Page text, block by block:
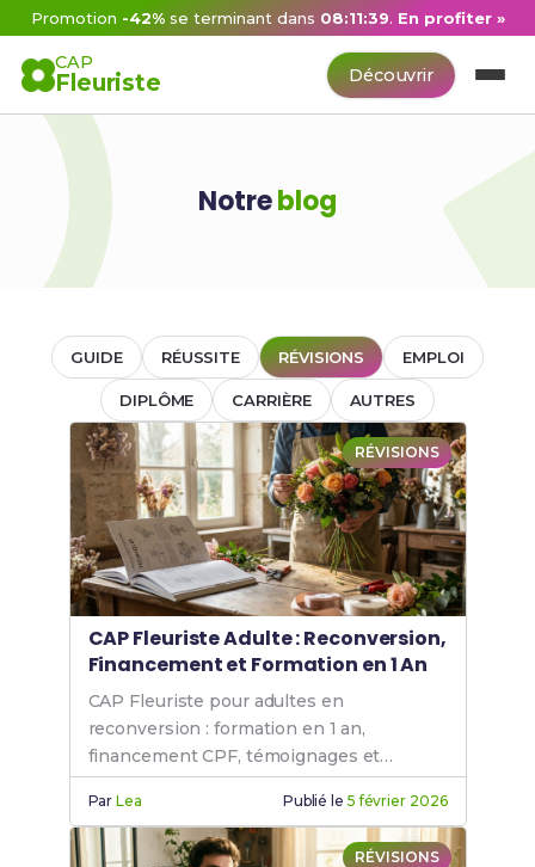
Promotion -42%se terminant dans 08:11:39. En profiter »
CAP
Fleuriste Découvrir
Notreblog
GUIDE RÉUSSITE RÉVISIONS EMPLOI
DIPLÔME CARRIÈRE AUTRES
RÉVISIONS
CAP Fleuriste Adulte : Reconversion,
Financement et Formation en 1 An
CAP Fleuriste pour adultes en
reconversion : formation en 1 an,
financement CPF, témoignages et
conseils pour réussir ta reconversion
professionnelle à 30, 40 ou 50 ans.
ParLea Publié le 5 février 2026
RÉVISIONS